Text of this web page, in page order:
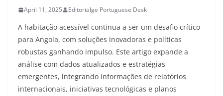
April 11, 2025 Editorialge Portuguese Desk
A habitação acessível continua a ser um desafio crítico
para Angola, com soluções inovadoras e políticas
robustas ganhando impulso. Este artigo expande a
análise com dados atualizados e estratégias
emergentes, integrando informações de relatórios
internacionais, iniciativas tecnológicas e planos